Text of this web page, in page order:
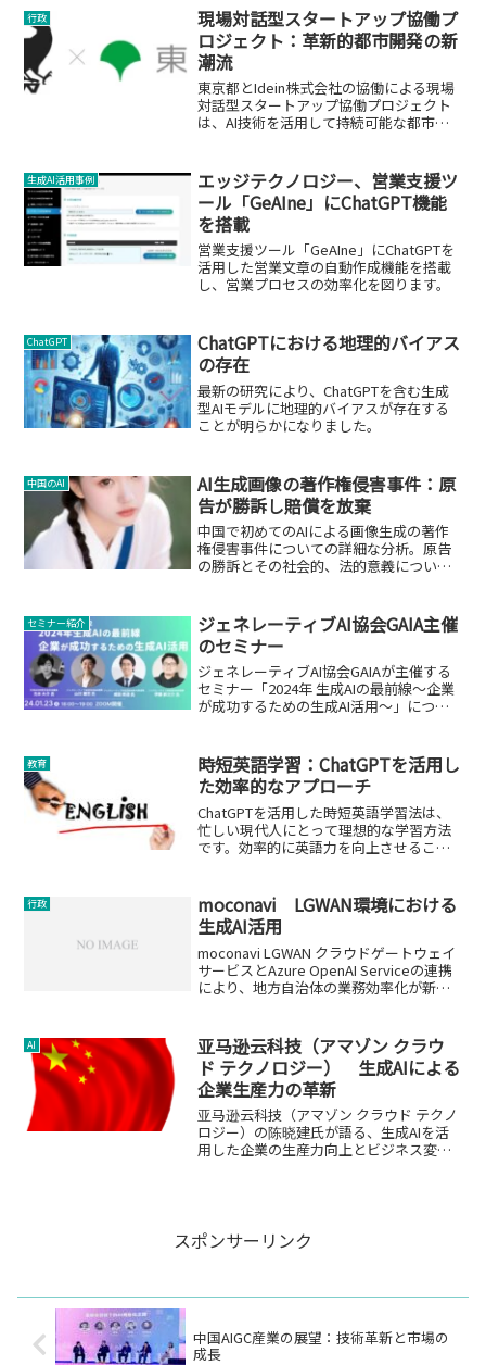
行政
現場対話型スタートアップ協働プ
ロジェクト：革新的都市開発の新
潮流
東京都とIdein株式会社の協働による現場
対話型スタートアップ協働プロジェクト
は、AI技術を活用して持続可能な都市開
生成AI活用事例
エッジテクノロジー、営業支援ツ
ール「GeAIne」にChatGPT機能
を搭載
営業支援ツール「GeAIne」にChatGPTを
活用した営業文章の自動作成機能を搭載
し、営業プロセスの効率化を図ります。
ChatGPT
ChatGPTにおける地理的バイアス
の存在
最新の研究により、ChatGPTを含む生成
型AIモデルに地理的バイアスが存在する
ことが明らかになりました。
中国のAI
AI生成画像の著作権侵害事件：原
告が勝訴し賠償を放棄
中国で初めてのAIによる画像生成の著作
権侵害事件についての詳細な分析。原告
の勝訴とその社会的、法的意義について
セミナー紹介
ジェネレーティブAI協会GAIA主催
のセミナー
ジェネレーティブAI協会GAIAが主催する
セミナー「2024年 生成AIの最前線～企業
が成功するための生成AI活用～」につい
教育
時短英語学習：ChatGPTを活用し
た効率的なアプローチ
ChatGPTを活用した時短英語学習法は、
忙しい現代人にとって理想的な学習方法
です。効率的に英語力を向上させること
行政
moconavi LGWAN環境における
生成AI活用
moconavi LGWAN クラウドゲートウェイ
サービスとAzure OpenAI Serviceの連携
により、地方自治体の業務効率化が新た
AI
亚马逊云科技（アマゾン クラウ
ド テクノロジー） 生成AIによる
企業生産力の革新
亚马逊云科技（アマゾン クラウド テクノ
ロジー）の陈晓建氏が語る、生成AIを活
用した企業の生産力向上とビジネス変革
スポンサーリンク
中国AIGC産業の展望：技術革新と市場の
成長